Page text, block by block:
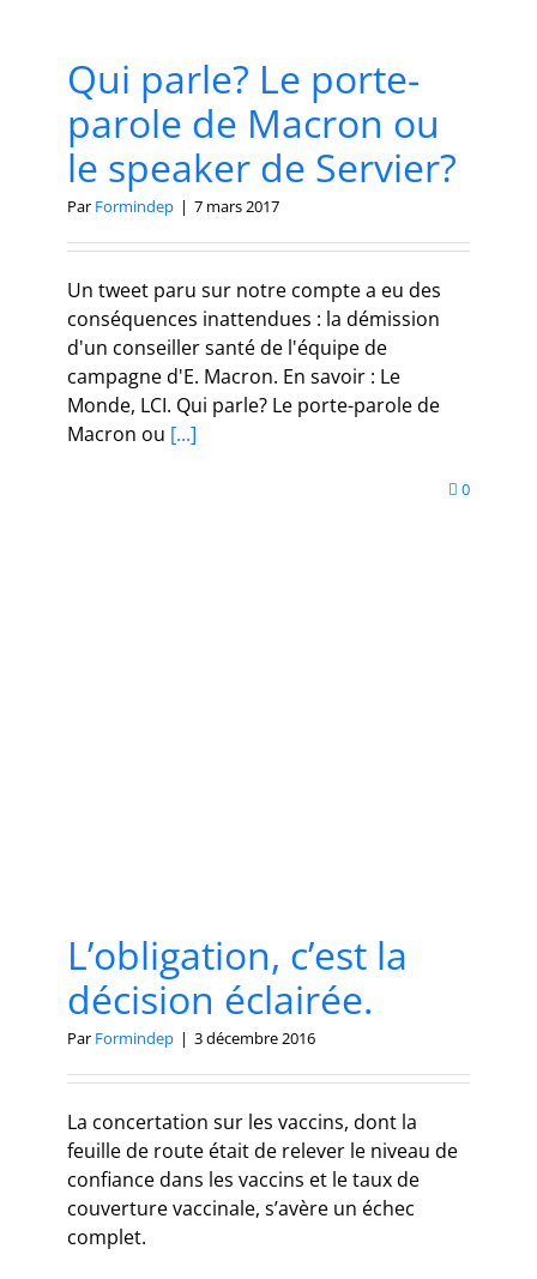
Qui parle? Le porte-
parole de Macron ou
le speaker de Servier?
Par Formindep | 7 mars 2017
Un tweet paru sur notre compte a eu des
conséquences inattendues : la démission
d'un conseiller santé de l'équipe de
campagne d'E. Macron. En savoir : Le
Monde, LCI. Qui parle? Le porte-parole de
Macron ou [...]
0
L’obligation, c’est la
décision éclairée.
Par Formindep | 3 décembre 2016
La concertation sur les vaccins, dont la
feuille de route était de relever le niveau de
confiance dans les vaccins et le taux de
couverture vaccinale, s’avère un échec
complet.